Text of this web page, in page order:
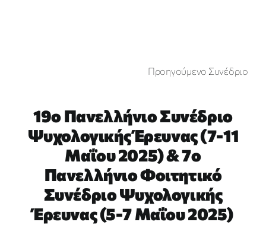
ΠΕΡΙΟΔΙΚΟ ΨΥΧΟΛΟΓΙΑ
ΕΠΙΚΟΙΝΩΝΙΑ
Προηγούμενο Συνέδριο
19ο Πανελλήνιο Συνέδριο
Ψυχολογικής Έρευνας (7-11
Μαΐου 2025) & 7ο
Πανελλήνιο Φοιτητικό
Συνέδριο Ψυχολογικής
Έρευνας (5-7 Μαΐου 2025)